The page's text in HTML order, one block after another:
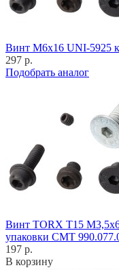
Винт M6x16 UNI-5925
297 р.
Подобрать аналог
Винт TORX T15
упаковки CMT
197 р.
В корзину